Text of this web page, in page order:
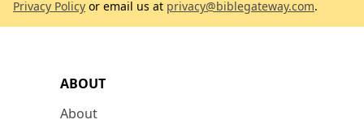
ABOUT
About
Privacy Policy or email us at privacy@biblegateway.com.